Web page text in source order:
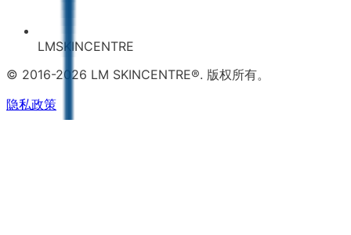
LMSKINCENTRE
© 2016-2026 LM SKINCENTRE®. 版权所有。
隐私政策